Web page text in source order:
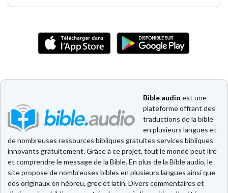
Bible audio est une
plateforme offrant des
traductions de la bible
en plusieurs langues et
de nombreuses ressources bibliques gratuites services bibliques
innovants gratuitement. Grâce à ce projet, tout le monde peut lire
et comprendre le message de la Bible. En plus de la Bible audio, le
site propose de nombreuses bibles en plusieurs langues ainsi que
des originaux en hébreu, grec et latin. Divers commentaires et